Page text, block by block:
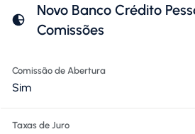
Novo Banco Crédito
Comissões
Comissão de Abertura
Sim
Taxas de Juro